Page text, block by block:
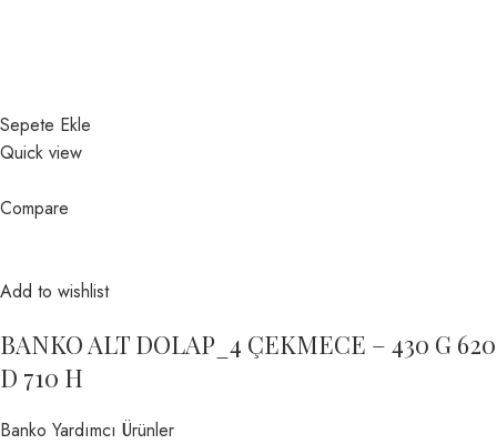
Sepete Ekle
Quick view
Compare
Add to wishlist
BANKO ALT DOLAP_4 ÇEKMECE – 430 G 620
D 710 H
Banko Yardımcı Ürünler